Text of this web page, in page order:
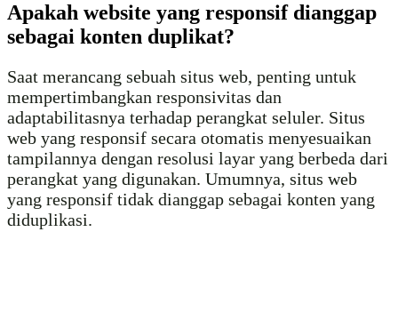
Apakah website yang responsif dianggap
sebagai konten duplikat?
Saat merancang sebuah situs web, penting untuk
mempertimbangkan responsivitas dan
adaptabilitasnya terhadap perangkat seluler. Situs
web yang responsif secara otomatis menyesuaikan
tampilannya dengan resolusi layar yang berbeda dari
perangkat yang digunakan. Umumnya, situs web
yang responsif tidak dianggap sebagai konten yang
diduplikasi.